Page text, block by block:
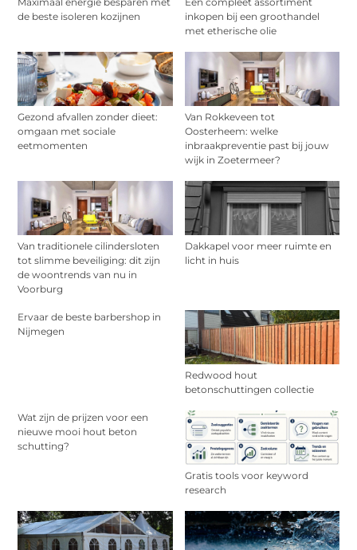
de beste isoleren kozijnen
inkopen bij een groothandel
met etherische olie
Gezond afvallen zonder dieet:
omgaan met sociale
eetmomenten
Van Rokkeveen tot
Oosterheem: welke
inbraakpreventie past bij jouw
wijk in Zoetermeer?
Van traditionele cilindersloten
tot slimme beveiliging: dit zijn
de woontrends van nu in
Voorburg
Dakkapel voor meer ruimte en
licht in huis
Ervaar de beste barbershop in
Nijmegen
Redwood hout
betonschuttingen collectie
Wat zijn de prijzen voor een
nieuwe mooi hout beton
schutting?
Gratis tools voor keyword
research